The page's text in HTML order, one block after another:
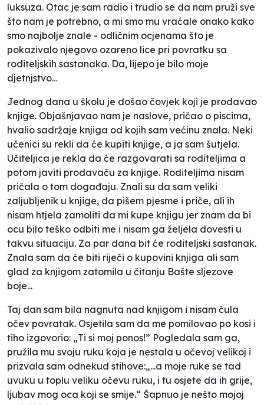
luksuza. Otac je sam radio i trudio se da nam pruži sve
što nam je potrebno, a mi smo mu vraćale onako kako
smo najbolje znale - odličnim ocjenama što je
pokazivalo njegovo ozareno lice pri povratku sa
roditeljskih sastanaka. Da, lijepo je bilo moje
djetnjstvo…
Jednog dana u školu je došao čovjek koji je prodavao
knjige. Objašnjavao nam je naslove, pričao o piscima,
hvalio sadržaje knjiga od kojih sam većinu znala. Neki
učenici su rekli da će kupiti knjige, a ja sam šutjela.
Učiteljica je rekla da će razgovarati sa roditeljima a
potom javiti prodavaču za knjige. Roditeljima nisam
pričala o tom događaju. Znali su da sam veliki
zaljubljenik u knjige, da pišem pjesme i priče, ali ih
nisam htjela zamoliti da mi kupe knjigu jer znam da bi
ocu bilo teško odbiti me i nisam ga željela dovesti u
takvu situaciju. Za par dana bit će roditeljski sastanak.
Znala sam da će biti riječi o kupovini knjiga ali sam
glad za knjigom zatomila u čitanju Bašte sljezove
boje...
Taj dan sam bila nagnuta nad knjigom i nisam čula
očev povratak. Osjetila sam da me pomilovao po kosi i
tiho izgovorio: „Ti si moj ponos!” Pogledala sam ga,
pružila mu svoju ruku koja je nestala u očevoj velikoj i
prizvala sam odnekud stihove:„...a moje ruke se tad
uvuku u toplu veliku očevu ruku, i tu osjete da ih grije,
ljubav mog oca koji se smije.“ Šapnuo je nešto mojoj